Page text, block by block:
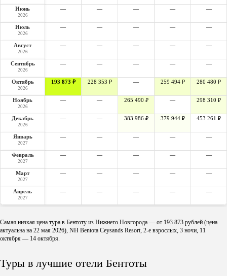
Июнь
2026
— — — — —
Июль
2026
— — — — —
Август
2026
— — — — —
Сентябрь
2026
— — — — —
Октябрь
2026
193 873 ₽ 228 353 ₽ — 259 494 ₽ 280 480 ₽
Ноябрь
2026
— — 265 490 ₽ — 298 310 ₽
Декабрь
2026
— — 383 986 ₽ 379 944 ₽ 453 261 ₽
Январь
2027
— — — — —
Февраль
2027
— — — — —
Март
2027
— — — — —
Апрель
2027
— — — — —
Самая низкая цена тура в Бентоту из Нижнего Новгорода — от 193 873 рублей (цена
актуальна на 22 мая 2026), NH Bentota Ceysands Resort, 2-е взрослых, 3 ночи, 11
октября — 14 октября.
Туры в лучшие отели Бентоты